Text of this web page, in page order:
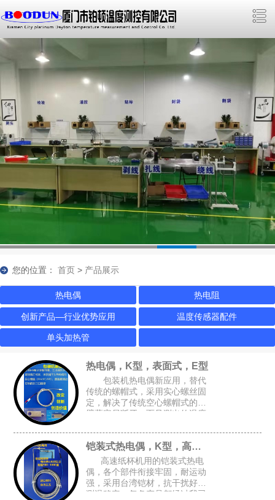
您的位置： 首页 > 产品展示
热电偶 热电阻
创新产品—行业优势应用 温度传感器配件
单头加热管
热电偶，K型，表面式，E型
包装机热电偶新应用，替代
传统的螺帽式，采用实心螺丝固
定，解决了传统空心螺帽式的牙
壁薄容易断牙，而且测出的温度
的锁孔，安装空间要求小，适合
包装设备的加热磨具，热封刀铠装式热电偶，K型，高速纸杯机K型偶
高速纸杯机用的铠装式热电
偶，各个部件衔接牢固，耐运动
强，采用台湾铠材，抗干扰好，
测温稳定，每条产品都经过我司